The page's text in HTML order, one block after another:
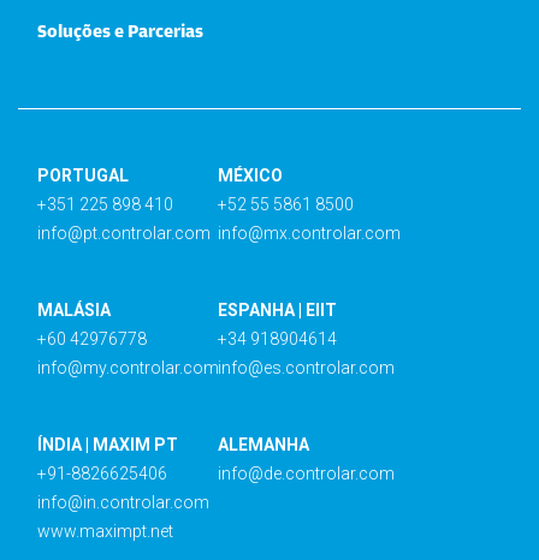
Soluções e Parcerias
PORTUGAL
+351 225 898 410
info@pt.controlar.com
MÉXICO
+52 55 5861 8500
info@mx.controlar.com
MALÁSIA
+60 42976778
info@my.controlar.com
ESPANHA | EIIT
+34 918904614
info@es.controlar.com
ÍNDIA | MAXIM PT
+91-8826625406
info@in.controlar.com
www.maximpt.net
ALEMANHA
info@de.controlar.com